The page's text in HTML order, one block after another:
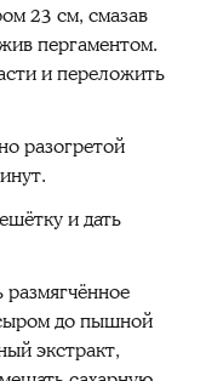
23 см, смазав
пергаментом.
и переложить
разогретой
и дать
до пышной
экстракт,